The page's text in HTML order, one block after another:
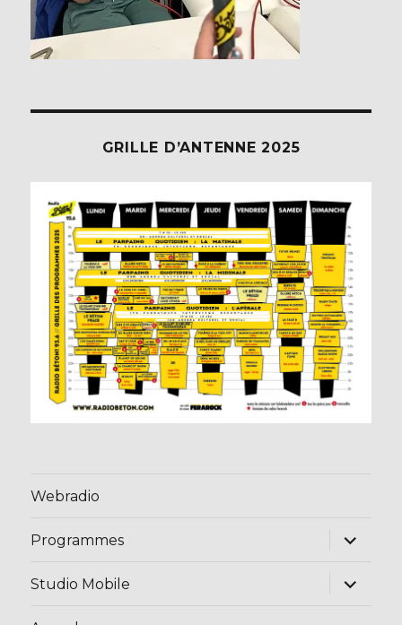
GRILLE D’ANTENNE 2025
Webradio
Programmes
ouvrir
menu
Studio Mobile
ouvrir